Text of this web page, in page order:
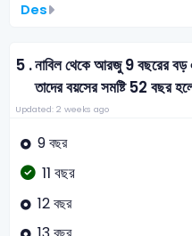
Des
5 .নাবিল থেকে আরজু 9 বছরের
তাদের বয়সের সমষ্টি 52 বছর
Updated: 2 weeks ago
9 বছর
11 বছর
12 বছর